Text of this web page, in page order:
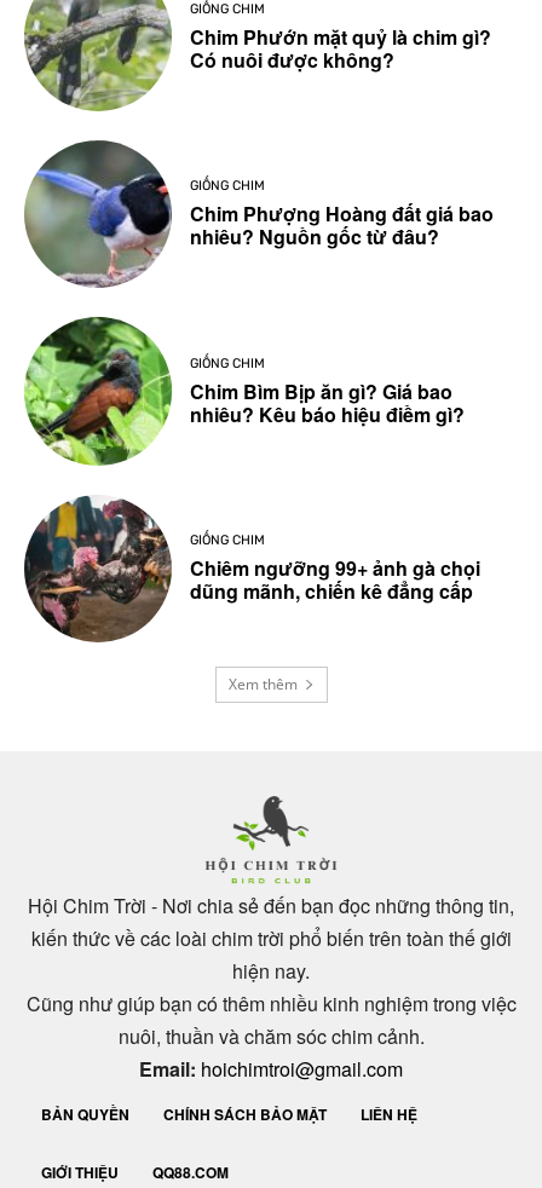
GIỐNG CHIM
Chim Phướn mặt quỷ là chim gì?
Có nuôi được không?
GIỐNG CHIM
Chim Phượng Hoàng đất giá bao
nhiêu? Nguồn gốc từ đâu?
GIỐNG CHIM
Chim Bìm Bịp ăn gì? Giá bao
nhiêu? Kêu báo hiệu điềm gì?
GIỐNG CHIM
Chiêm ngưỡng 99+ ảnh gà chọi
dũng mãnh, chiến kê đẳng cấp
Xem thêm
Hội Chim Trời - Nơi chia sẻ đến bạn đọc những thông tin,
kiến thức về các loài chim trời phổ biến trên toàn thế giới
hiện nay.
Cũng như giúp bạn có thêm nhiều kinh nghiệm trong việc
nuôi, thuần và chăm sóc chim cảnh.
Email: hoichimtroi@gmail.com
BẢN QUYỀN CHÍNH SÁCH BẢO MẬT LIÊN HỆ
GIỚI THIỆU QQ88.COM